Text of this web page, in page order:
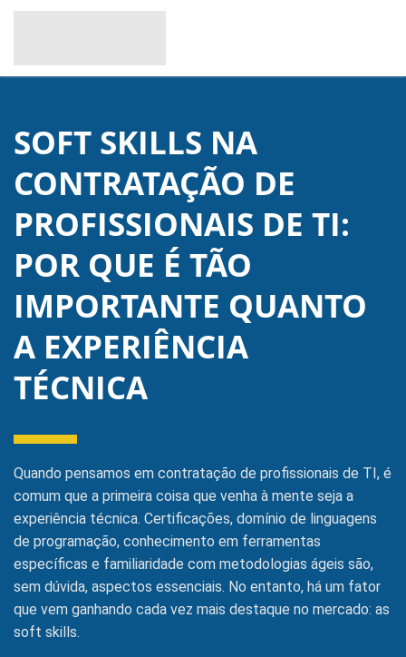
SOFT SKILLS NA
CONTRATAÇÃO DE
PROFISSIONAIS DE TI:
POR QUE É TÃO
IMPORTANTE QUANTO
A EXPERIÊNCIA
TÉCNICA
Quando pensamos em contratação de profissionais de TI, é
comum que a primeira coisa que venha à mente seja a
experiência técnica. Certificações, domínio de linguagens
de programação, conhecimento em ferramentas
específicas e familiaridade com metodologias ágeis são,
sem dúvida, aspectos essenciais. No entanto, há um fator
que vem ganhando cada vez mais destaque no mercado: as
soft skills.